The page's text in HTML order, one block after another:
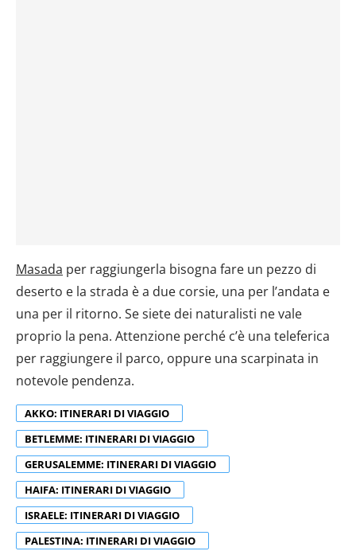
Masada per raggiungerla bisogna fare un pezzo di
deserto e la strada è a due corsie, una per l’andata e
una per il ritorno. Se siete dei naturalisti ne vale
proprio la pena. Attenzione perché c’è una teleferica
per raggiungere il parco, oppure una scarpinata in
notevole pendenza.
AKKO: ITINERARI DI VIAGGIO
BETLEMME: ITINERARI DI VIAGGIO
GERUSALEMME: ITINERARI DI VIAGGIO
HAIFA: ITINERARI DI VIAGGIO
ISRAELE: ITINERARI DI VIAGGIO
PALESTINA: ITINERARI DI VIAGGIO